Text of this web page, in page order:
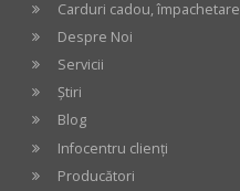
Carduri cadou, împachetare
Despre Noi
Servicii
Știri
Blog
Infocentru clienți
Producători